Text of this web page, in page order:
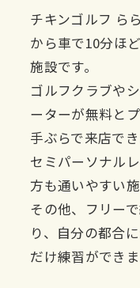
チキンゴルフ ら
から車で10分ほ
施設です。
ゴルフクラブや
ーターが無料と
手ぶらで来店でき
セミパーソナル
方も通いやすい施
その他、フリー
り、自分の都合
だけ練習ができま